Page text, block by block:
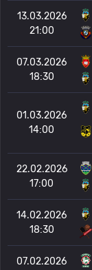
13.03.2026
21:00
07.03.2026
18:30
01.03.2026
14:00
22.02.2026
17:00
14.02.2026
18:30
07.02.2026